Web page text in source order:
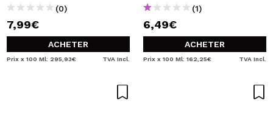
(0)
7,99€
ACHETER
Prix x 100 Ml: 295,93€ TVA Incl.
(1)
6,49€
ACHETER
Prix x 100 Ml: 162,25€ TVA Incl.